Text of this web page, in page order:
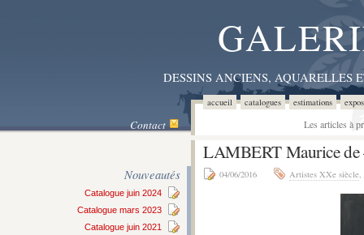
DESSINS ANCIENS,
accueil catalogues estimations
Contact Les articles à
Nouveautés
Catalogue juin 2024
Catalogue mars 2023
Catalogue juin 2021
LAMBERT Maurice
04/06/2016 Artistes XXe siècle,